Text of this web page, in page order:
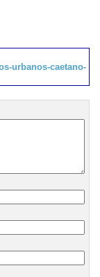
urbanos-caetano-